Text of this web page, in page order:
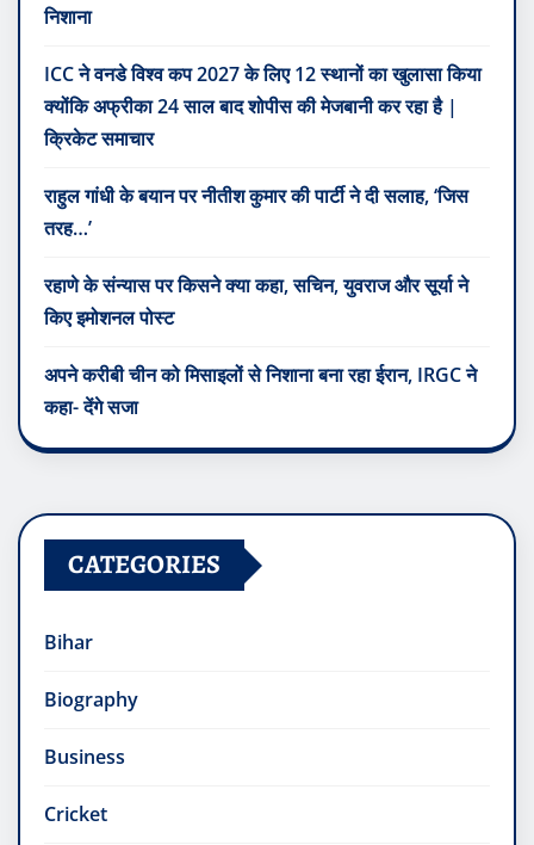
निशाना
ICC ने वनडे विश्व कप 2027 के लिए 12 स्थानों का खुलासा किया
क्योंकि अफ्रीका 24 साल बाद शोपीस की मेजबानी कर रहा है |
क्रिकेट समाचार
राहुल गांधी के बयान पर नीतीश कुमार की पार्टी ने दी सलाह, ‘जिस
तरह…’
रहाणे के संन्यास पर किसने क्या कहा, सचिन, युवराज और सूर्या ने
किए इमोशनल पोस्ट
अपने करीबी चीन को मिसाइलों से निशाना बना रहा ईरान, IRGC ने
कहा- देंगे सजा
CATEGORIES
Bihar
Biography
Business
Cricket